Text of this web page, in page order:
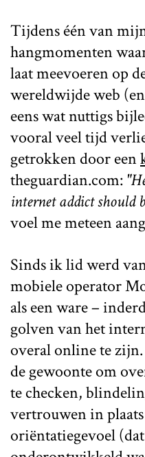
Tijdens één van
hangmomenten
laat meevoeren op
wereldwijde web
eens wat nuttigs
vooral veel tijd
getrokken door een
theguardian.com:
internet addict should
voel me meteen
Sinds ik lid werd
mobiele operator
als een ware –
golven van het
overal online te
de gewoonte om
te checken,
vertrouwen in
oriëntatiegevoel